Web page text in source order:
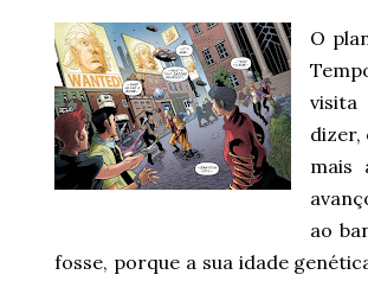
O
visita
dizer,
mais
ao
fosse, porque a sua idade